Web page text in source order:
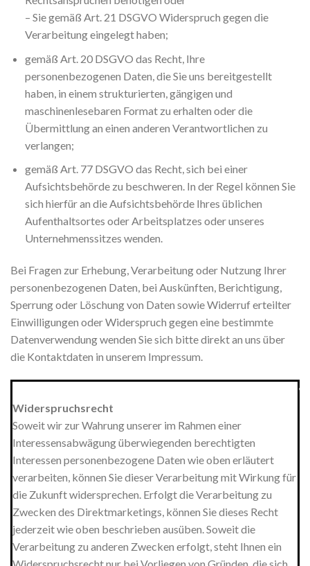
– Sie gemäß Art. 21 DSGVO Widerspruch gegen die
Verarbeitung eingelegt haben;
gemäß Art. 20 DSGVO das Recht, Ihre
personenbezogenen Daten, die Sie uns bereitgestellt
haben, in einem strukturierten, gängigen und
maschinenlesebaren Format zu erhalten oder die
Übermittlung an einen anderen Verantwortlichen zu
verlangen;
gemäß Art. 77 DSGVO das Recht, sich bei einer
Aufsichtsbehörde zu beschweren. In der Regel können Sie
sich hierfür an die Aufsichtsbehörde Ihres üblichen
Aufenthaltsortes oder Arbeitsplatzes oder unseres
Unternehmenssitzes wenden.
Bei Fragen zur Erhebung, Verarbeitung oder Nutzung Ihrer
personenbezogenen Daten, bei Auskünften, Berichtigung,
Sperrung oder Löschung von Daten sowie Widerruf erteilter
Einwilligungen oder Widerspruch gegen eine bestimmte
Datenverwendung wenden Sie sich bitte direkt an uns über
die Kontaktdaten in unserem Impressum.
Widerspruchsrecht
Soweit wir zur Wahrung unserer im Rahmen einer
Interessensabwägung überwiegenden berechtigten
Interessen personenbezogene Daten wie oben erläutert
verarbeiten, können Sie dieser Verarbeitung mit Wirkung für
die Zukunft widersprechen. Erfolgt die Verarbeitung zu
Zwecken des Direktmarketings, können Sie dieses Recht
jederzeit wie oben beschrieben ausüben. Soweit die
Verarbeitung zu anderen Zwecken erfolgt, steht Ihnen ein